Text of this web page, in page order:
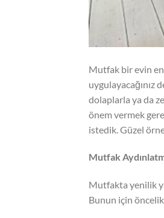
Mutfak bir evin en
uygulayacağınız
dolaplarla ya da
önem vermek
istedik. Güzel
Mutfak
Mutfakta yenilik
Bunun için